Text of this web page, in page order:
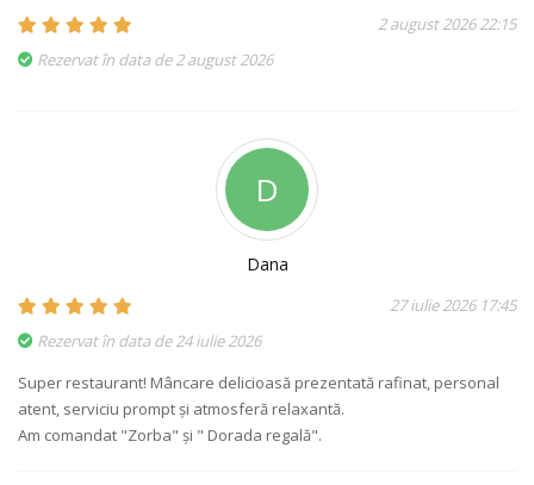
2 august 2026 22:15
Rezervat în data de 2 august 2026
D
Dana
27 iulie 2026 17:45
Rezervat în data de 24 iulie 2026
Super restaurant! Mâncare delicioasă prezentată rafinat, personal
atent, serviciu prompt și atmosferă relaxantă.
Am comandat "Zorba" și " Dorada regală".